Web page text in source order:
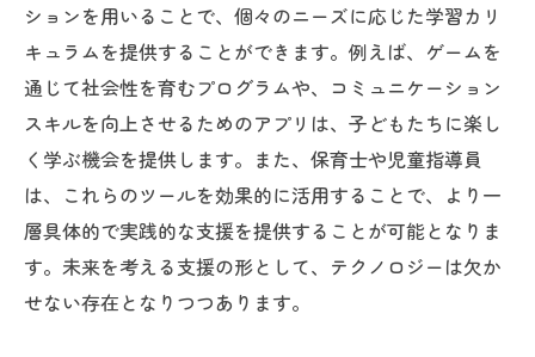
ションを用いることで、個々のニーズに応じた学習カリ
キュラムを提供することができます。例えば、ゲームを
通じて社会性を育むプログラムや、コミュニケーション
スキルを向上させるためのアプリは、子どもたちに楽し
く学ぶ機会を提供します。また、保育士や児童指導員
は、これらのツールを効果的に活用することで、より一
層具体的で実践的な支援を提供することが可能となりま
す。未来を考える支援の形として、テクノロジーは欠か
せない存在となりつつあります。